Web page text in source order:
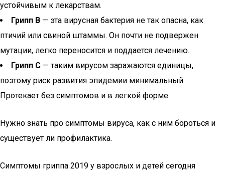
устойчивым к лекарствам.
Грипп В — эта вирусная бактерия не так опасна, как
птичий или свиной штаммы. Он почти не подвержен
мутации, легко переносится и поддается лечению.
Грипп С — таким вирусом заражаются единицы,
поэтому риск развития эпидемии минимальный.
Протекает без симптомов и в легкой форме.
Нужно знать про симптомы вируса, как с ним бороться и
существует ли профилактика.
Симптомы гриппа 2019 у взрослых и детей сегодня